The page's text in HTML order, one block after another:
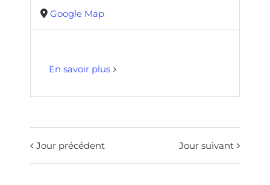
Google Map
En savoir plus
Jour précédent Jour suivant